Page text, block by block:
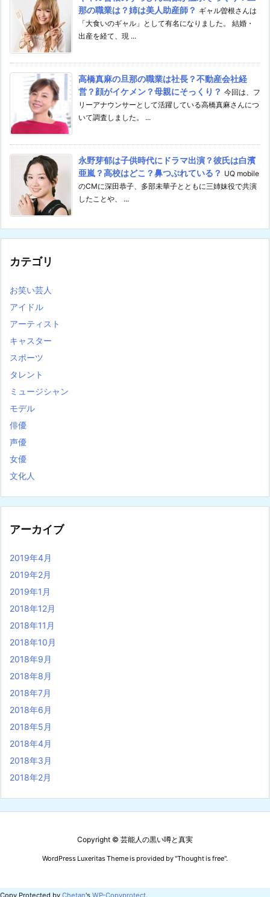
那の職業は？姉は美人助産師？ ギャル曽根さんは
「大食いのギャル」として有名になりました。 結婚・
出産を経て、現 ...
高橋真麻の旦那の職業は社長？不動産会社経
営？顔がイケメン？母親にそっくり？ 今回は、フ
リーアナウンサーとして活躍している高橋真麻さんにつ
いて調査しました。 ...
永野芽郁は子供時代にドラマ出演？彼氏は白濱
亜嵐？高校はどこ？鼻つぶれている？ UQ mobile
のCMに深田恭子、多部未華子とともに三姉妹役で共演
したことや、 ...
カテゴリ
お笑い芸人
アイドル
アーティスト
キャスター
スポーツ
タレント
ミュージシャン
モデル
俳優
声優
女優
文化人
アーカイブ
2019年4月
2019年2月
2019年1月
2018年12月
2018年11月
2018年10月
2018年9月
2018年8月
2018年7月
2018年6月
2018年5月
2018年4月
2018年3月
2018年2月
Copyright © 芸能人の黒い噂と真実
WordPress Luxeritas Theme is provided by "Thought is free".
Copy Protected by Chetan's WP-Copyprotect.